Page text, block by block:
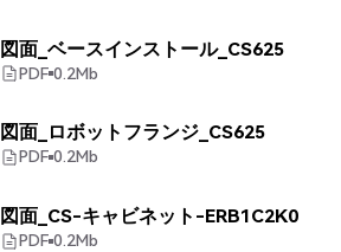
図面_ベースインストール_CS625
PDF 0.2Mb
図面_ロボットフランジ_CS625
PDF 0.2Mb
図面_CS-キャビネット-ERB1C2K0
PDF 0.2Mb